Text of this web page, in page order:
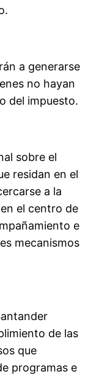
a generarse
no hayan
del impuesto.
sobre el
residan en el
a la
el centro de
e
mecanismos
de las
que
programas e